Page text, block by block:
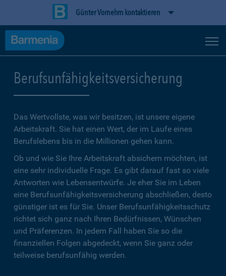
Günter Vornehm kontaktieren
Berufsunfähigkeitsversicherung
Das Wertvollste, was wir besitzen, ist unsere eigene
Arbeitskraft. Sie hat einen Wert, der im Laufe eines
Berufslebens bis in die Millionen gehen kann.
Ob und wie Sie Ihre Arbeitskraft absichern möchten, ist
eine sehr individuelle Frage. Es gibt darauf fast so viele
Antworten wie Lebensentwürfe. Je eher Sie im Leben
eine Berufsunfähigkeitsversicherung abschließen, desto
günstiger ist es für Sie. Unser Berufsunfähigkeitsschutz
richtet sich ganz nach Ihren Bedürfnissen, Wünschen
und Präferenzen. In jedem Fall haben Sie so die
finanziellen Folgen abgedeckt, wenn Sie ganz oder
teilweise berufsunfähig werden.